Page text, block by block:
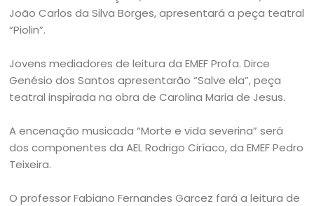
João Carlos da Silva Borges, apresentará a peça teatral
“Piolin”.
Jovens mediadores de leitura da EMEF Profa. Dirce
Genésio dos Santos apresentarão “Salve ela”, peça
teatral inspirada na obra de Carolina Maria de Jesus.
A encenação musicada “Morte e vida severina” será
dos componentes da AEL Rodrigo Ciríaco, da EMEF Pedro
Teixeira.
O professor Fabiano Fernandes Garcez fará a leitura de